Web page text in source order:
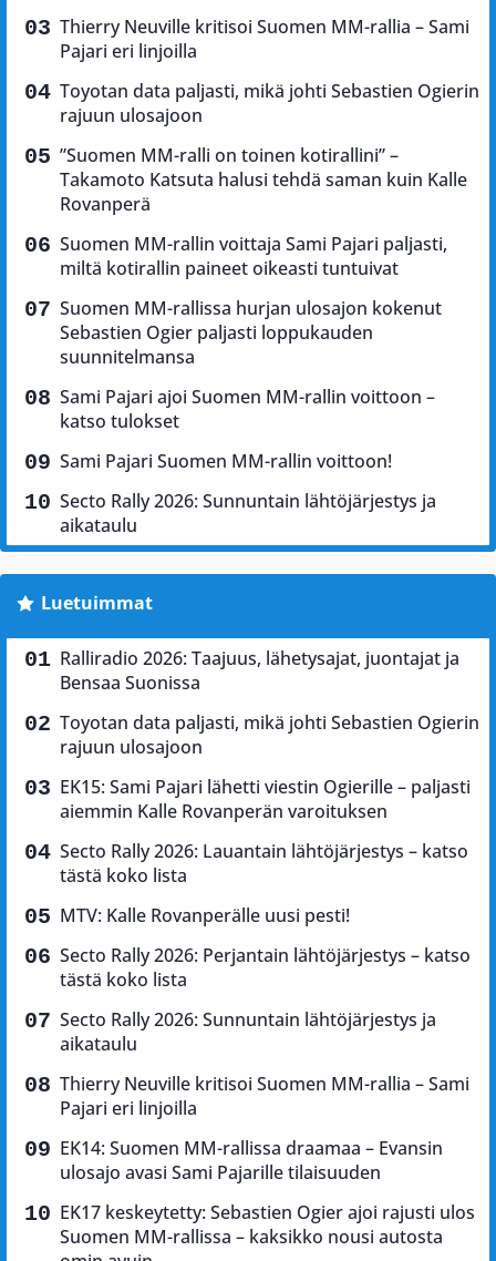
Thierry Neuville kritisoi Suomen MM-rallia – Sami
Pajari eri linjoilla
Toyotan data paljasti, mikä johti Sebastien Ogierin
rajuun ulosajoon
”Suomen MM-ralli on toinen kotirallini” –
Takamoto Katsuta halusi tehdä saman kuin Kalle
Rovanperä
Suomen MM-rallin voittaja Sami Pajari paljasti,
miltä kotirallin paineet oikeasti tuntuivat
Suomen MM-rallissa hurjan ulosajon kokenut
Sebastien Ogier paljasti loppukauden
suunnitelmansa
Sami Pajari ajoi Suomen MM-rallin voittoon –
katso tulokset
Sami Pajari Suomen MM-rallin voittoon!
Secto Rally 2026: Sunnuntain lähtöjärjestys ja
aikataulu
Luetuimmat
Ralliradio 2026: Taajuus, lähetysajat, juontajat ja
Bensaa Suonissa
Toyotan data paljasti, mikä johti Sebastien Ogierin
rajuun ulosajoon
EK15: Sami Pajari lähetti viestin Ogierille – paljasti
aiemmin Kalle Rovanperän varoituksen
Secto Rally 2026: Lauantain lähtöjärjestys – katso
tästä koko lista
MTV: Kalle Rovanperälle uusi pesti!
Secto Rally 2026: Perjantain lähtöjärjestys – katso
tästä koko lista
Secto Rally 2026: Sunnuntain lähtöjärjestys ja
aikataulu
Thierry Neuville kritisoi Suomen MM-rallia – Sami
Pajari eri linjoilla
EK14: Suomen MM-rallissa draamaa – Evansin
ulosajo avasi Sami Pajarille tilaisuuden
EK17 keskeytetty: Sebastien Ogier ajoi rajusti ulos
Suomen MM-rallissa – kaksikko nousi autosta